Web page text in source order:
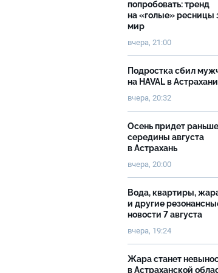
попробовать: тренд
на «голые» ресницы
мир
вчера, 21:00
Подростка сбил
на HAVAL в Астрахани
вчера, 20:32
Осень придет раньше
середины августа
в Астрахань
вчера, 20:00
Вода, квартиры,
и другие
новости 7 августа
вчера, 19:24
Жара станет
в Астраханской